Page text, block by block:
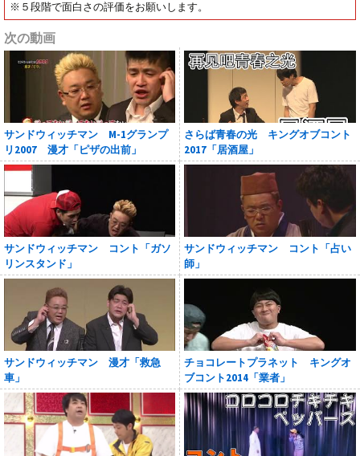
※５段階で面白さの評価をお願いします。
次の動画
サンドウィッチマン M-1グランプ
リ2007 漫才「ピザの出前」
さらば青春の光 キングオブコント
2017「居酒屋」
サンドウィッチマン コント「ガソ
リンスタンド」
サンドウィッチマン コント「占い
師」
サンドウィッチマン 漫才「救急
車」
チョコレートプラネット キングオ
ブコント2014「業者」